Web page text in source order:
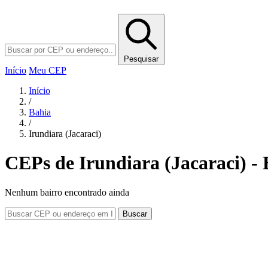
Pesquisar
Início Meu CEP
Início
/
Bahia
/
Irundiara (Jacaraci)
CEPs de Irundiara (Jacaraci) -
Nenhum bairro encontrado ainda
Buscar